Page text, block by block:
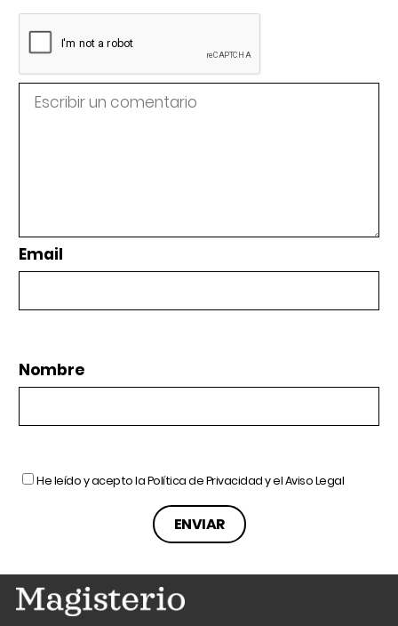
Email
Nombre
He leído y acepto laPolítica de Privacidady elAviso Legal